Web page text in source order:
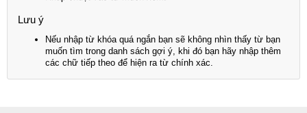
Lưu ý
Nếu nhập từ khóa quá ngắn bạn sẽ không nhìn thấy từ bạn
muốn tìm trong danh sách gợi ý, khi đó bạn hãy nhập thêm
các chữ tiếp theo để hiện ra từ chính xác.